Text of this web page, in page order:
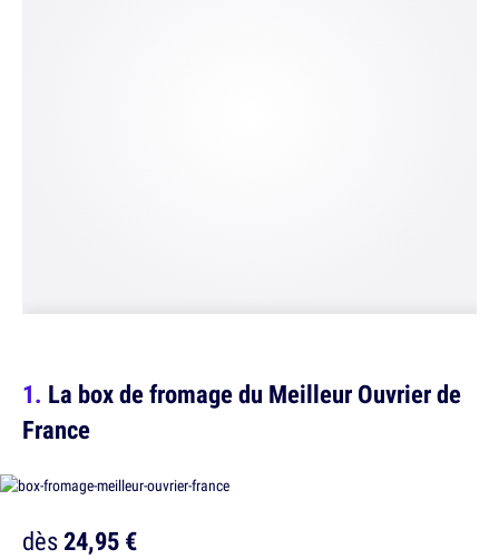
La box de fromage du Meilleur Ouvrier de
France
dès24,95 €